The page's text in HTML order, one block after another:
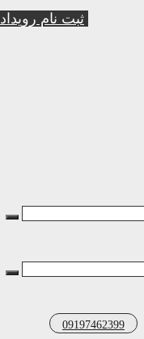
ثبت نام رویداد
09197462399